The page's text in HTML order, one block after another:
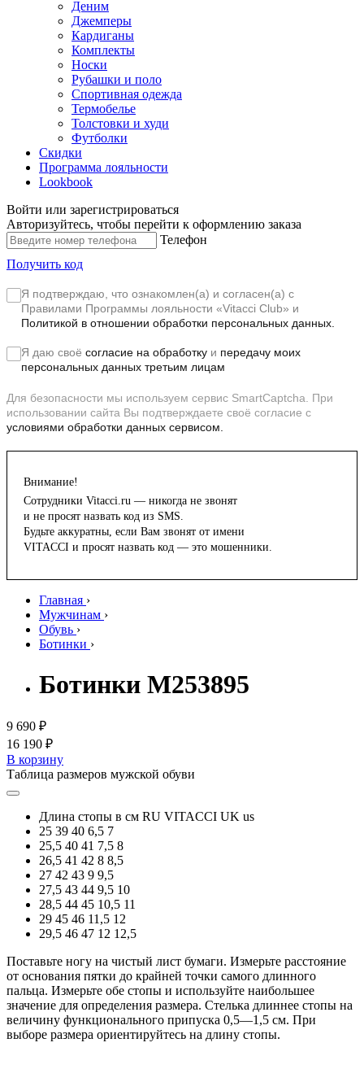
Деним
Джемперы
Кардиганы
Комплекты
Носки
Рубашки и поло
Спортивная одежда
Термобелье
Толстовки и худи
Футболки
Скидки
Программа лояльности
Lookbook
Войти или зарегистрироваться
Авторизуйтесь, чтобы перейти к оформлению заказа
Телефон
Получить код
Я подтверждаю, что ознакомлен(а) и согласен(а) с
Правилами Программы лояльности «Vitacci Club» и
Политикой в отношении обработки персональных данных.
Я даю своё согласие на обработку и передачу моих
персональных данных третьим лицам
Для безопасности мы используем сервис SmartCaptcha. При
использовании сайта Вы подтверждаете своё согласие с
условиями обработки данных сервисом.
Внимание!
Сотрудники Vitacci.ru — никогда не звонят
и не просят назвать код из SMS.
Будьте аккуратны, если Вам звонят от имени
VITACCI и просят назвать код — это мошенники.
Главная ›
Мужчинам ›
Обувь ›
Ботинки ›
Ботинки M253895
9 690 ₽
16 190 ₽
В корзину
Таблица размеров мужской обуви
Длина стопы в см RU VITACCI UK us
25 39 40 6,5 7
25,5 40 41 7,5 8
26,5 41 42 8 8,5
27 42 43 9 9,5
27,5 43 44 9,5 10
28,5 44 45 10,5 11
29 45 46 11,5 12
29,5 46 47 12 12,5
Поставьте ногу на чистый лист бумаги. Измерьте расстояние
от основания пятки до крайней точки самого длинного
пальца. Измерьте обе стопы и используйте наибольшее
значение для определения размера. Стелька длиннее стопы на
величину функционального припуска 0,5—1,5 см. При
выборе размера ориентируйтесь на длину стопы.